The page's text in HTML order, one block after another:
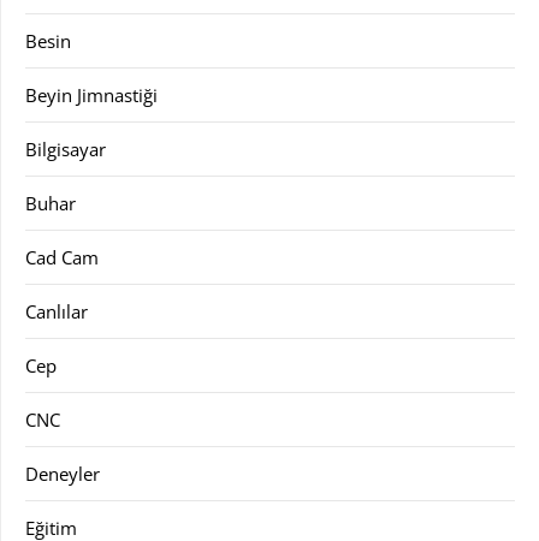
Besin
Beyin Jimnastiği
Bilgisayar
Buhar
Cad Cam
Canlılar
Cep
CNC
Deneyler
Eğitim